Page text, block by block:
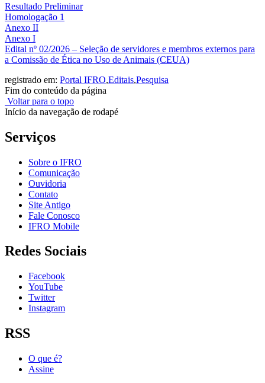
Resultado Preliminar
Homologação 1
Anexo II
Anexo I
Edital nº 02/2026 – Seleção de servidores e membros externos para
a Comissão de Ética no Uso de Animais (CEUA)
registrado em: Portal IFRO,Editais,Pesquisa
Fim do conteúdo da página
Voltar para o topo
Início da navegação de rodapé
Serviços
Sobre o IFRO
Comunicação
Ouvidoria
Contato
Site Antigo
Fale Conosco
IFRO Mobile
Redes Sociais
Facebook
YouTube
Twitter
Instagram
RSS
O que é?
Assine